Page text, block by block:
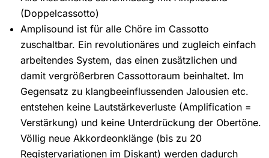
(Doppelcassotto)
Amplisound ist für alle Chöre im Cassotto
zuschaltbar. Ein revolutionäres und zugleich einfach
arbeitendes System, das einen zusätzlichen und
damit vergrößerbren Cassottoraum beinhaltet. Im
Gegensatz zu klangbeeinflussenden Jalousien etc.
entstehen keine Lautstärkeverluste (Amplification =
Verstärkung) und keine Unterdrückung der Obertöne.
Völlig neue Akkordeonklänge (bis zu 20
Registervariationen im Diskant) werden dadurch